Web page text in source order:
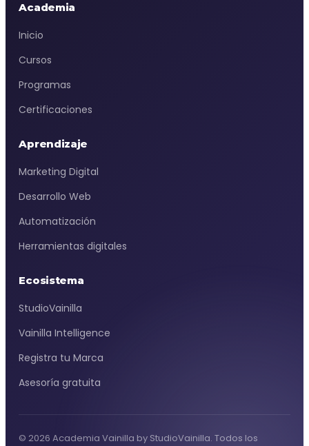
Academia
Inicio
Cursos
Programas
Certificaciones
Aprendizaje
Marketing Digital
Desarrollo Web
Automatización
Herramientas digitales
Ecosistema
StudioVainilla
Vainilla Intelligence
Registra tu Marca
Asesoría gratuita
© 2026 Academia Vainilla by StudioVainilla. Todos los